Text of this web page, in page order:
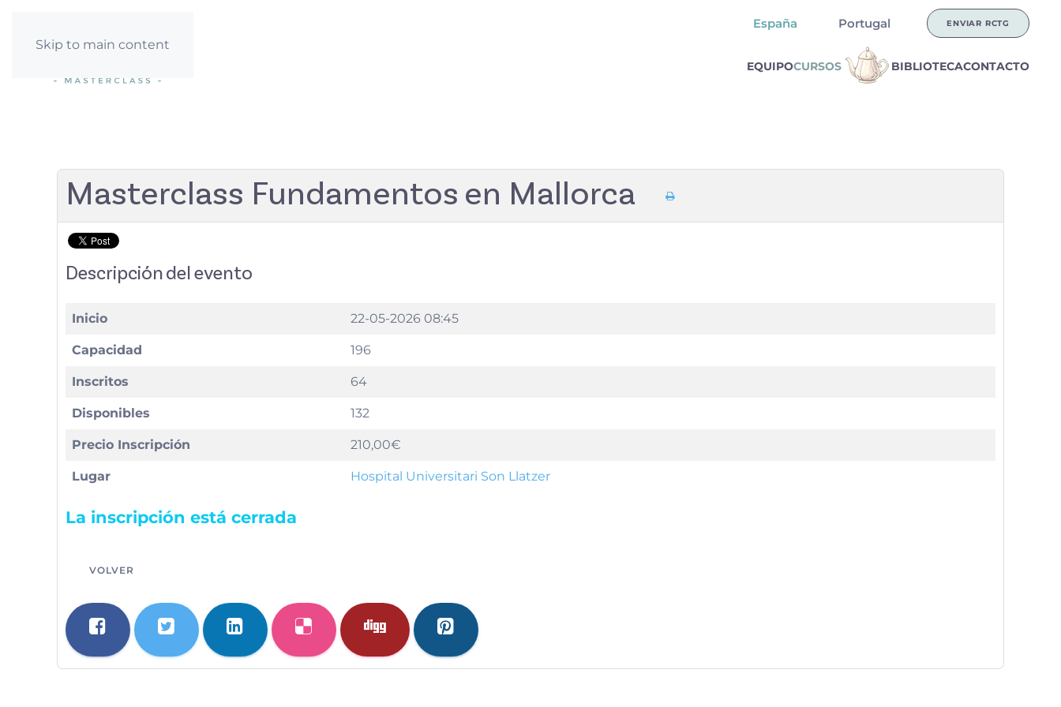
Skip to main content
España Portugal ENVIAR RCTG
EQUIPOCURSOS BIBLIOTECACONTACTO
Masterclass Fundamentos en Mallorca
Descripción del evento
Inicio 22-05-2026 08:45
Capacidad 196
Inscritos 64
Disponibles 132
Precio Inscripción 210,00€
Lugar Hospital Universitari Son Llatzer
La inscripción está cerrada
VOLVER